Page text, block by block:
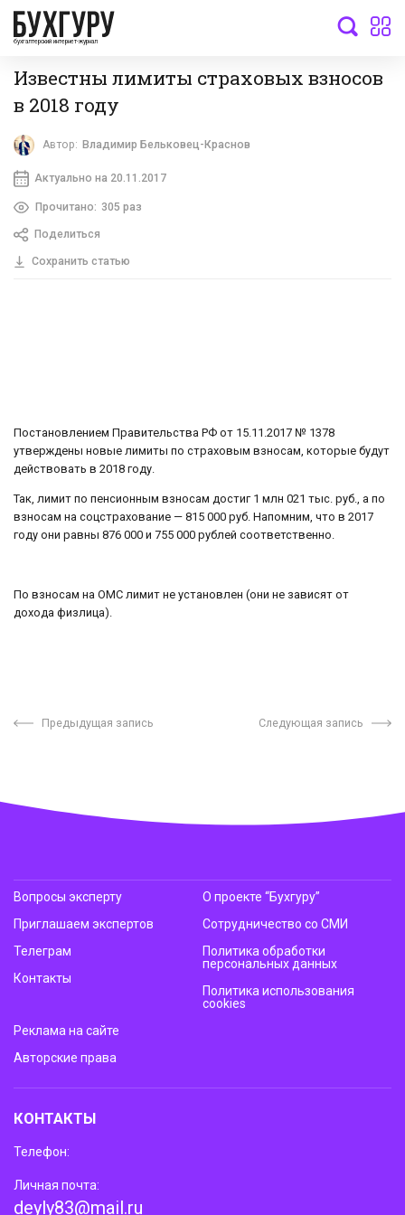
бухгалтерский интернет-журнал
Известны лимиты страховых взносов
в 2018 году
Автор: Владимир Бельковец-Краснов
Актуально на 20.11.2017
Прочитано: 305 раз
Поделиться
Сохранить статью
Постановлением Правительства РФ от 15.11.2017 № 1378
утверждены новые лимиты по страховым взносам, которые будут
действовать в 2018 году.
Так, лимит по пенсионным взносам достиг 1 млн 021 тыс. руб., а по
взносам на соцстрахование — 815 000 руб. Напомним, что в 2017
году они равны 876 000 и 755 000 рублей соответственно.
По взносам на ОМС лимит не установлен (они не зависят от
дохода физлица).
Предыдущая запись Следующая запись
Вопросы эксперту
Приглашаем экспертов
Телеграм
Контакты
О проекте “Бухгуру”
Сотрудничество со СМИ
Политика обработки
персональных данных
Политика использования
cookies
Реклама на сайте
Авторские права
КОНТАКТЫ
Телефон:
Личная почта:
deyly83@mail.ru